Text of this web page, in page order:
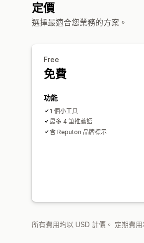
定價
選擇最適合您業務的方案。
Free
免費
功能
1 個小工具
最多 4 筆推薦語
含 Reputon 品牌標示
所有費用均以 USD 計價。 定期費